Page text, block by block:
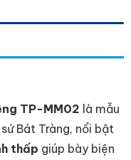
TP-MM02 là mẫu
Bát Tràng, nổi bật
thấp giúp bày biện